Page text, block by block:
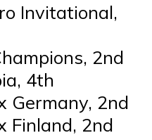
Invitational,
2nd
4th
Germany, 2nd
Finland, 2nd